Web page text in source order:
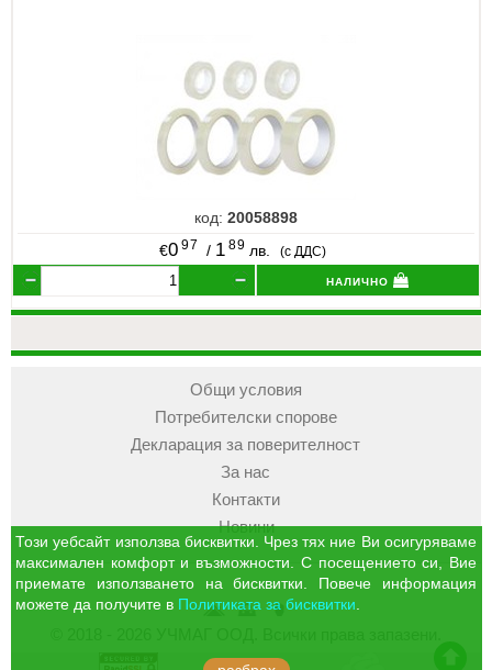
код: 20058898
€0 97 / 1 89 лв. (с ДДС)
налично
Общи условия
Потребителски спорове
Декларация за поверителност
За нас
Контакти
Новини
УЧМАГКошница
Профил
Този уебсайт използва бисквитки. Чрез тях ние Ви осигуряваме
максимален комфорт и възможности. С посещението си, Вие
приемате използването на бисквитки. Повече информация
можете да получите в Политиката за бисквитки.